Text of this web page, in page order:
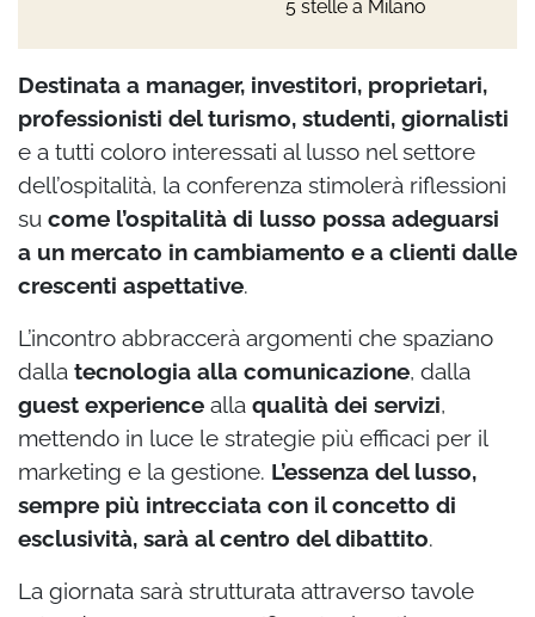
5 stelle a Milano
Destinata a manager, investitori, proprietari,
professionisti del turismo, studenti, giornalisti
e a tutti coloro interessati al lusso nel settore
dell’ospitalità, la conferenza stimolerà riflessioni
su come l’ospitalità di lusso possa adeguarsi
a un mercato in cambiamento e a clienti dalle
crescenti aspettative.
L’incontro abbraccerà argomenti che spaziano
dalla tecnologia alla comunicazione, dalla
guest experience alla qualità dei servizi,
mettendo in luce le strategie più efficaci per il
marketing e la gestione. L’essenza del lusso,
sempre più intrecciata con il concetto di
esclusività, sarà al centro del dibattito.
La giornata sarà strutturata attraverso tavole